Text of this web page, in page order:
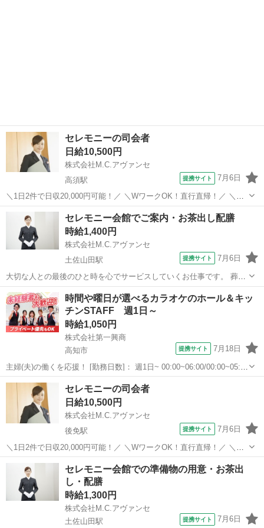
セレモニーの司会者
日給10,500円
株式会社M.C.アヴァンセ
高須駅
提携サイト 7月6日
＼1日2件で日収20,000円可能！／ ＼WワークOK！直行直帰！／ ＼未
経験者もOK！／ 香川トップクラスの葬儀司会会社で、”人の想いを言
葉で届ける”お仕事です。 弊社は年間1200 件以上の司会実績を持つ四
国トップク...
高知市 高須駅 ホテル
セレモニー会館でご案内・お茶出し配膳
時給1,400円
株式会社M.C.アヴァンセ
土佐山田駅
提携サイト 7月6日
大切な人との最後のひと時を心でサービスしていくお仕事です。 葬儀
会館 ホールスタッフ ・会葬者へのおしぼり配布 ・お寺様へのお茶出
し ・花切り(供花の準備)など ・式前の準備、式中の対応、式後の片付
け ・控え室清掃 勤務の...
高知 香美市 土佐山田駅 ホテル
時間や曜日が選べるカラオケのホール＆キッ
チンSTAFF 週1日～
時給1,050円
株式会社第一興商
高知市
提携サイト 7月18日
主婦(夫)の働くを応援！ [勤務日数]： 週1日~ 00:00~06:00/00:00~05:00
月/火/水/木/金/土/日 などから選べます [勤務地・最寄駅]： 高知県高知
市追手筋1-3-6 カラオケメガビッグ ...
高知 高知市
セレモニーの司会者
日給10,500円
株式会社M.C.アヴァンセ
後免駅
提携サイト 7月6日
＼1日2件で日収20,000円可能！／ ＼WワークOK！直行直帰！／ ＼未
経験者もOK！／ 香川トップクラスの葬儀司会会社で、”人の想いを言
葉で届ける”お仕事です。 弊社は年間1200 件以上の司会実績を持つ四
国トップク...
南国市 ホテル
セレモニー会館での準備物の用意・お茶出
し・配膳
時給1,300円
株式会社M.C.アヴァンセ
土佐山田駅
提携サイト 7月6日